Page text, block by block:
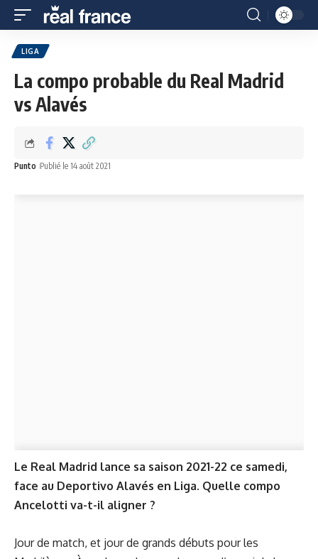
LIGA
La compo probable du Real Madrid
vs Alavés
Punto Publié le 14 août 2021
Le Real Madrid lance sa saison 2021-22 ce samedi,
face au Deportivo Alavés en Liga. Quelle compo
Ancelotti va-t-il aligner ?
Jour de match, et jour de grands débuts pour les